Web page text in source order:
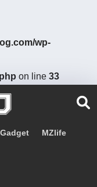
wp-
on line 33
Gadget MZlife